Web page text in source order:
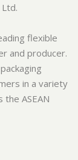
flexible
and producer.
in a variety
ASEAN